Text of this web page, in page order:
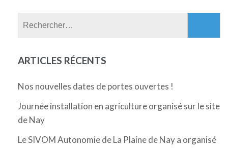
ARTICLES RÉCENTS
Nos nouvelles dates de portes ouvertes !
Journée installation en agriculture organisé sur le site
de Nay
Le SIVOM Autonomie de La Plaine de Nay a organisé